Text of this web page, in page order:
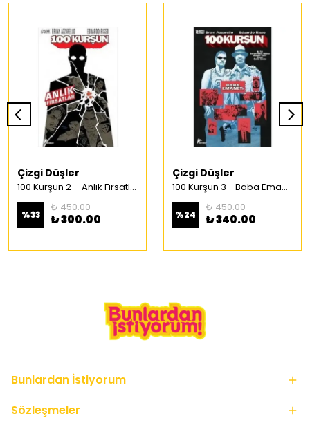
Çizgi Düşler
100 Kurşun 2 – Anlık Fırsatlar Türkçe Çizgi Roman
%33
₺ 450.00
₺ 300.00
Çizgi Düşler
100 Kurşun 3 - Baba Emaneti Türkçe Çizgi Roman
%24
₺ 450.00
₺ 340.00
Bunlardan İstiyorum
Sözleşmeler